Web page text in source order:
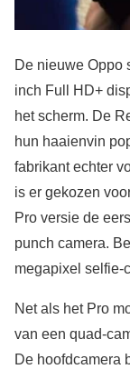
De nieuwe Oppo
inch Full HD+
het scherm. De
hun haaienvin
fabrikant echter
is er gekozen
Pro versie de
punch camera.
megapixel selfie-
Net als het Pro
van een quad-
De hoofdcamera